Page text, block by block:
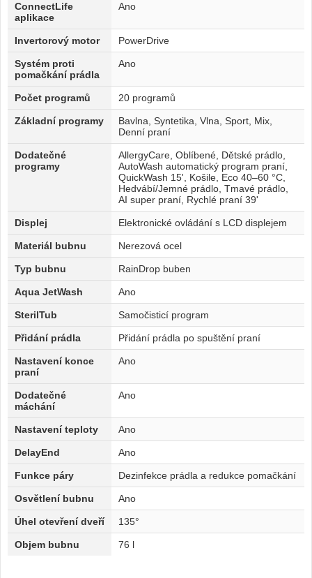
ConnectLife
aplikace
Ano
Invertorový motor PowerDrive
Systém proti
pomačkání prádla
Ano
Počet programů 20 programů
Základní programy
Bavlna, Syntetika, Vlna, Sport, Mix,
Denní praní
Dodatečné
programy
AllergyCare, Oblíbené, Dětské prádlo,
AutoWash automatický program praní,
QuickWash 15', Košile, Eco 40–60 °C,
Hedvábí/Jemné prádlo, Tmavé prádlo,
AI super praní, Rychlé praní 39'
Displej Elektronické ovládání s LCD displejem
Materiál bubnu Nerezová ocel
Typ bubnu RainDrop buben
Aqua JetWash Ano
SterilTub Samočisticí program
Přidání prádla Přidání prádla po spuštění praní
Nastavení konce
praní
Ano
Dodatečné
máchání
Ano
Nastavení teploty Ano
DelayEnd Ano
Funkce páry Dezinfekce prádla a redukce pomačkání
Osvětlení bubnu Ano
Úhel otevření dveří 135°
Objem bubnu 76 l